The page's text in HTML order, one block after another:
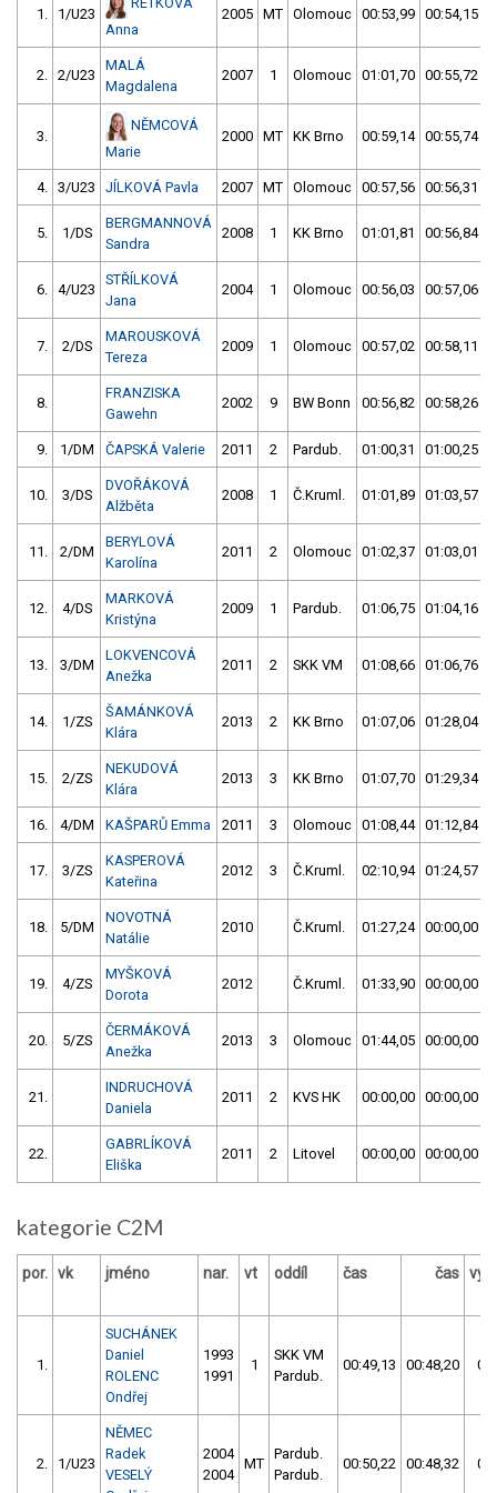
1. 1/U23
Anna
2005 MT Olomouc 00:53,99 00:54,15
2. 2/U23
MALÁ
Magdalena
2007 1 Olomouc 01:01,70 00:55,72
3.
NĚMCOVÁ
Marie
2000 MT KK Brno 00:59,14 00:55,74
4. 3/U23 JÍLKOVÁ Pavla 2007 MT Olomouc 00:57,56 00:56,31
5. 1/DS
BERGMANNOVÁ
Sandra
2008 1 KK Brno 01:01,81 00:56,84
6. 4/U23
STŘÍLKOVÁ
Jana
2004 1 Olomouc 00:56,03 00:57,06
7. 2/DS
MAROUSKOVÁ
Tereza
2009 1 Olomouc 00:57,02 00:58,11
8.
FRANZISKA
Gawehn
2002 9 BW Bonn 00:56,82 00:58,26
9. 1/DM ČAPSKÁ Valerie 2011 2 Pardub. 01:00,31 01:00,25
10. 3/DS
DVOŘÁKOVÁ
Alžběta
2008 1 Č.Kruml. 01:01,89 01:03,57
11. 2/DM
BERYLOVÁ
Karolína
2011 2 Olomouc 01:02,37 01:03,01
12. 4/DS
MARKOVÁ
Kristýna
2009 1 Pardub. 01:06,75 01:04,16
13. 3/DM
LOKVENCOVÁ
Anežka
2011 2 SKK VM 01:08,66 01:06,76
14. 1/ZS
ŠAMÁNKOVÁ
Klára
2013 2 KK Brno 01:07,06 01:28,04
15. 2/ZS
NEKUDOVÁ
Klára
2013 3 KK Brno 01:07,70 01:29,34
16. 4/DM KAŠPARŮ Emma 2011 3 Olomouc 01:08,44 01:12,84
17. 3/ZS
KASPEROVÁ
Kateřina
2012 3 Č.Kruml. 02:10,94 01:24,57
18. 5/DM
NOVOTNÁ
Natálie
2010 Č.Kruml. 01:27,24 00:00,00
19. 4/ZS
MYŠKOVÁ
Dorota
2012 Č.Kruml. 01:33,90 00:00,00
20. 5/ZS
ČERMÁKOVÁ
Anežka
2013 3 Olomouc 01:44,05 00:00,00
21.
INDRUCHOVÁ
Daniela
2011 2 KVS HK 00:00,00 00:00,00
22.
GABRLÍKOVÁ
Eliška
2011 2 Litovel 00:00,00 00:00,00
kategorie C2M
por. vk jméno nar. vt oddíl čas čas
1.
SUCHÁNEK
Daniel
ROLENC
Ondřej
1993
1991
1
SKK VM
Pardub.
00:49,13 00:48,20
2. 1/U23
NĚMEC
Radek
VESELÝ
2004
2004
MT
Pardub.
Pardub.
00:50,22 00:48,32